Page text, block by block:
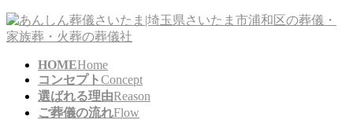
コ
ン
ナ
ビ
HOMEHome
コンセプトConcept
選ばれる理由Reason
ご葬儀の流れFlow